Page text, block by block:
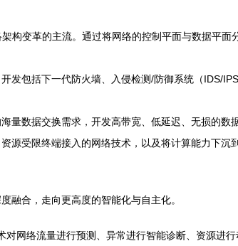
架构变革的主流。通过将网络的控制平面与数据平
发包括下一代防火墙、入侵检测/防御系统（IDS/
量数据交换需求，开发高带宽、低延迟、无损的
源受限终端接入的网络技术，以及将计算能力下
融合，走向更高度的智能化与自主化。
对网络流量进行预测、异常进行智能诊断、资源进行